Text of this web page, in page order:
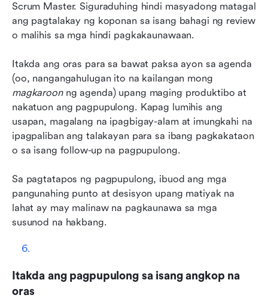
Scrum Master. Siguraduhing hindi masyadong matagal
ang pagtalakay ng koponan sa isang bahagi ng review
o malihis sa mga hindi pagkakaunawaan.
Itakda ang oras para sa bawat paksa ayon sa agenda
magkaroon ng agenda) upang maging produktibo at
nakatuon ang pagpupulong. Kapag lumihis ang
usapan, magalang na ipagbigay-alam at imungkahi na
ipagpaliban ang talakayan para sa ibang pagkakataon
o sa isang follow-up na pagpupulong.
Sa pagtatapos ng pagpupulong, ibuod ang mga
pangunahing punto at desisyon upang matiyak na
lahat ay may malinaw na pagkaunawa sa mga
susunod na hakbang.
Itakda ang pagpupulong sa isang angkop na
oras